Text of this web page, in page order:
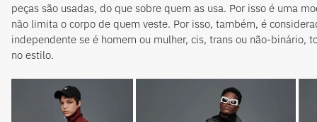
peças são usadas, do que sobre quem as usa. Por isso é uma
não limita o corpo de quem veste. Por isso, também, é
independente se é homem ou mulher, cis, trans ou não-binário,
no estilo.